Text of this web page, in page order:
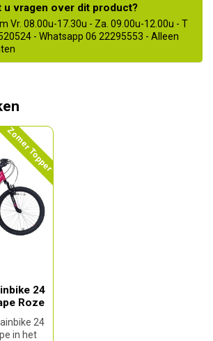
u vragen over dit product?
Vr. 08.00u-17.30u - Za. 09.00u-12.00u - T
- Whatsapp 06 22295553 - Alleen
Zomer Topper
24
Roze
24
in het